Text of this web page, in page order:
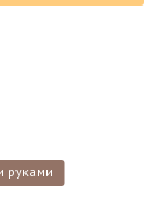
руками